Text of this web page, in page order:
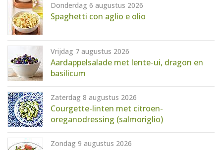
Donderdag 6 augustus 2026
Spaghetti con aglio e olio
Vrijdag 7 augustus 2026
Aardappelsalade met lente-ui, dragon en
basilicum
Zaterdag 8 augustus 2026
Courgette-linten met citroen-
oreganodressing (salmoriglio)
Zondag 9 augustus 2026